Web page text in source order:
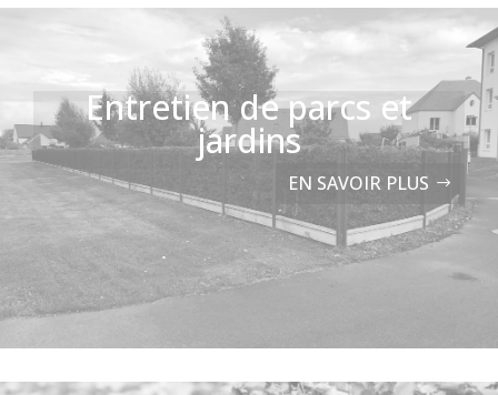
Entretien de parcs et
jardins
EN SAVOIR PLUS